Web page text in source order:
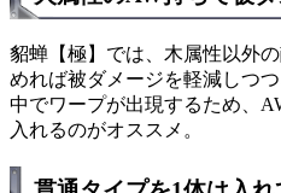
貂蝉【極】では、木属性以外
めれば被ダメージを軽減しつ
中でワープが出現するため、
入れるのがオススメ。